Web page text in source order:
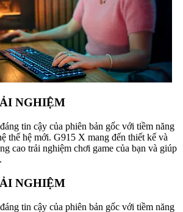
NGHIỆM
tin cậy của phiên bản gốc với tiềm năng
thế hệ mới. G915 X mang đến thiết kế và
cao trải nghiệm chơi game của bạn và giúp
NGHIỆM
tin cậy của phiên bản gốc với tiềm năng